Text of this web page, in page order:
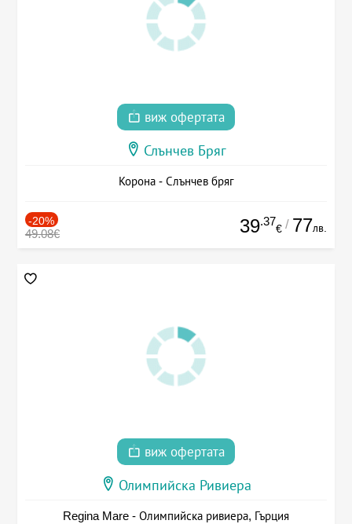
виж офертата
Слънчев Бряг
Корона - Слънчев бряг
-20%
49.08€ 39.37
€ / 77лв.
виж офертата
Олимпийска Ривиера
Regina Mare - Олимпийска ривиера, Гърция